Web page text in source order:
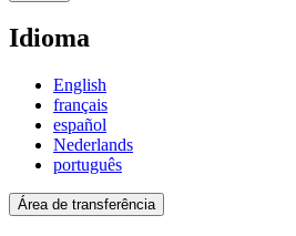
Idioma
English
français
español
Nederlands
português
Área de transferência